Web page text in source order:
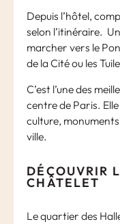
Depuis l’hôtel,
selon l’itinéraire.
marcher vers le
de la Cité ou les
C’est l’une des
centre de Paris.
culture,
ville.
DÉCOUVRIR
CHÂTELET
Le quartier des